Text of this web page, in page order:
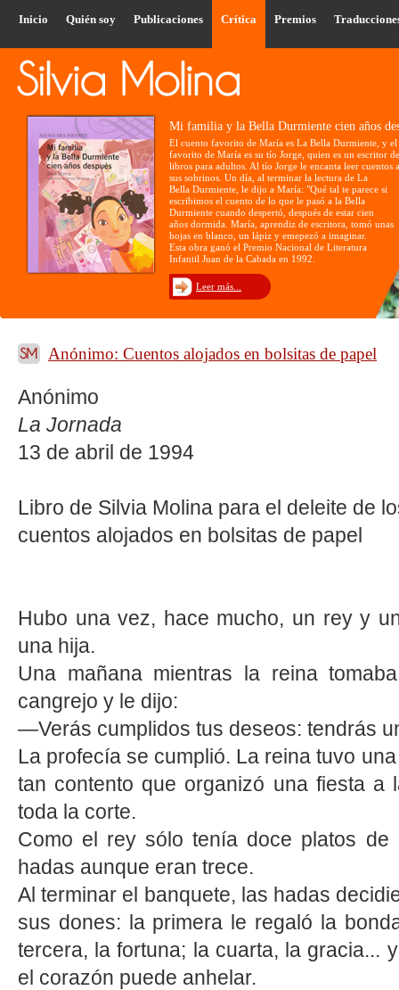
Inicio Quién soy Publicaciones Crítica Premios
Mi familia y la Bella Durmiente cien años
El cuento favorito de María es La Bella Durmiente, y
favorito de María es su tío Jorge, quien es un escritor de
libros para adultos. Al tío Jorge le encanta leer cuentos a
sus sobrinos. Un día, al terminar la lectura de La
Bella Durmiente, le dijo a María: "Qué tal te parece si
escribimos el cuento de lo que le pasó a la Bella
Durmiente cuando despertó, después de estar cien
años dormida. María, aprendiz de escritora, tomó unas
hojas en blanco, un lápiz y emepezó a imaginar.
Esta obra ganó el Premio Nacional de Literatura
Infantil Juan de la Cabada en 1992.
Leer más...
Anónimo: Cuentos alojados en bolsitas de papel
Anónimo
La Jornada
13 de abril de 1994
Libro de Silvia Molina para el deleite de
cuentos alojados en bolsitas de papel
Hubo una vez, hace mucho, un rey y
una hija.
Una mañana mientras la reina
cangrejo y le dijo:
—Verás cumplidos tus deseos: tendrás
La profecía se cumplió. La reina tuvo
tan contento que organizó una fiesta
toda la corte.
Como el rey sólo tenía doce platos
hadas aunque eran trece.
Al terminar el banquete, las hadas
sus dones: la primera le regaló la
tercera, la fortuna; la cuarta, la gracia...
el corazón puede anhelar.